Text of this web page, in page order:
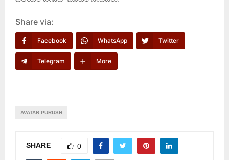
Share via:
Facebook WhatsApp Twitter
Telegram More
AVATAR PURUSH
SHARE 0